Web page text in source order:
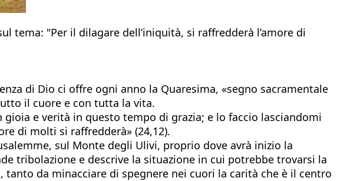
tema: "Per il dilagare dell’iniquità, si raffredderà l’amore di
di Dio ci offre ogni anno la Quaresima, «segno sacramentale
il cuore e con tutta la vita.
e verità in questo tempo di grazia; e lo faccio lasciandomi
di molti si raffredderà» (24,12).
sul Monte degli Ulivi, proprio dove avrà inizio la
tribolazione e descrive la situazione in cui potrebbe trovarsi la
da minacciare di spegnere nei cuori la carità che è il centro